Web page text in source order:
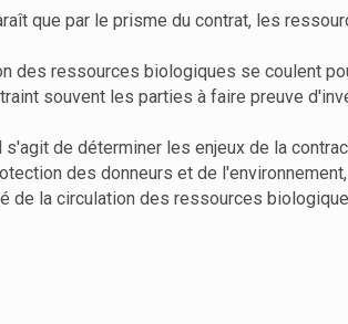
que par le prisme du contrat, les
des ressources biologiques se coulent
souvent les parties à faire preuve
de déterminer les enjeux de la
des donneurs et de
la circulation des ressources